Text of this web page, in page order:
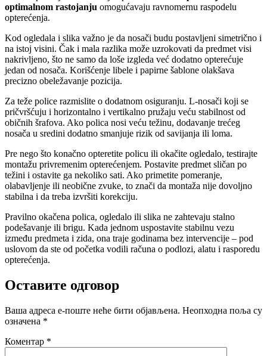
optimalnom rastojanju omogućavaju ravnomernu raspodelu
opterećenja.
Kod ogledala i slika važno je da nosači budu postavljeni simetrično i
na istoj visini. Čak i mala razlika može uzrokovati da predmet visi
nakrivljeno, što ne samo da loše izgleda već dodatno opterećuje
jedan od nosača. Korišćenje libele i papirne šablone olakšava
precizno obeležavanje pozicija.
Za teže police razmislite o dodatnom osiguranju. L-nosači koji se
pričvršćuju i horizontalno i vertikalno pružaju veću stabilnost od
običnih šrafova. Ako polica nosi veću težinu, dodavanje trećeg
nosača u sredini dodatno smanjuje rizik od savijanja ili loma.
Pre nego što konačno opteretite policu ili okačite ogledalo, testirajte
montažu privremenim opterećenjem. Postavite predmet sličan po
težini i ostavite ga nekoliko sati. Ako primetite pomeranje,
olabavljenje ili neobične zvuke, to znači da montaža nije dovoljno
stabilna i da treba izvršiti korekciju.
Pravilno okačena polica, ogledalo ili slika ne zahtevaju stalno
podešavanje ili brigu. Kada jednom uspostavite stabilnu vezu
između predmeta i zida, ona traje godinama bez intervencije – pod
uslovom da ste od početka vodili računa o podlozi, alatu i rasporedu
opterećenja.
Оставите одговор
Ваша адреса е-поште неће бити објављена. Неопходна поља су
означена *
Коментар *